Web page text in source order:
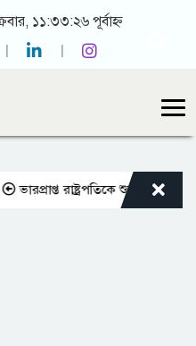
১১:৩৩:২৬ পূর্বাহ্ন
রাষ্ট্রপতিকে শুভেচ্ছা জানালেন